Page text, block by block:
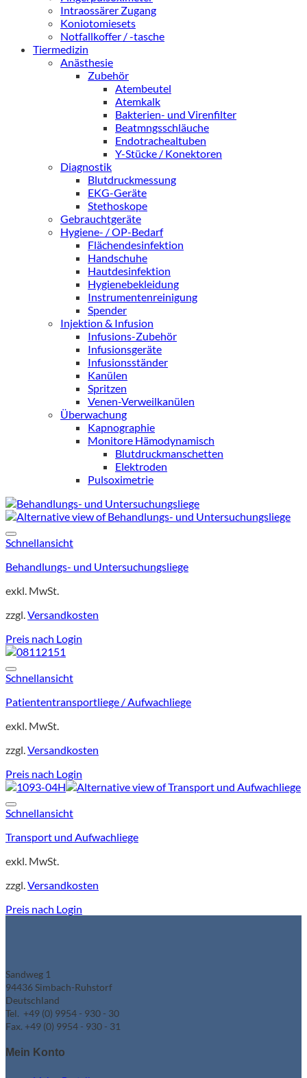
Intraossärer Zugang
Koniotomiesets
Notfallkoffer / -tasche
Tiermedizin
Anästhesie
Zubehör
Atembeutel
Atemkalk
Bakterien- und Virenfilter
Beatmngsschläuche
Endotrachealtuben
Y-Stücke / Konektoren
Diagnostik
Blutdruckmessung
EKG-Geräte
Stethoskope
Gebrauchtgeräte
Hygiene- / OP-Bedarf
Flächendesinfektion
Handschuhe
Hautdesinfektion
Hygienebekleidung
Instrumentenreinigung
Spender
Injektion & Infusion
Infusions-Zubehör
Infusionsgeräte
Infusionsständer
Kanülen
Spritzen
Venen-Verweilkanülen
Überwachung
Kapnographie
Monitore Hämodynamisch
Blutdruckmanschetten
Elektroden
Pulsoximetrie
Schnellansicht
Behandlungs- und Untersuchungsliege
exkl. MwSt.
zzgl.Versandkosten
Preis nach Login
Schnellansicht
Patiententransportliege / Aufwachliege
exkl. MwSt.
zzgl.Versandkosten
Preis nach Login
Schnellansicht
Transport und Aufwachliege
exkl. MwSt.
zzgl.Versandkosten
Preis nach Login
Sandweg 1
94436 Simbach-Ruhstorf
Deutschland
Tel. +49 (0) 9954 - 930 - 30
Fax. +49 (0) 9954 - 930 - 31
Mein Konto